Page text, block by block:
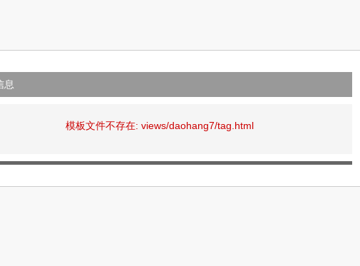
息
模板文件不存在: views/daohang7/tag.html